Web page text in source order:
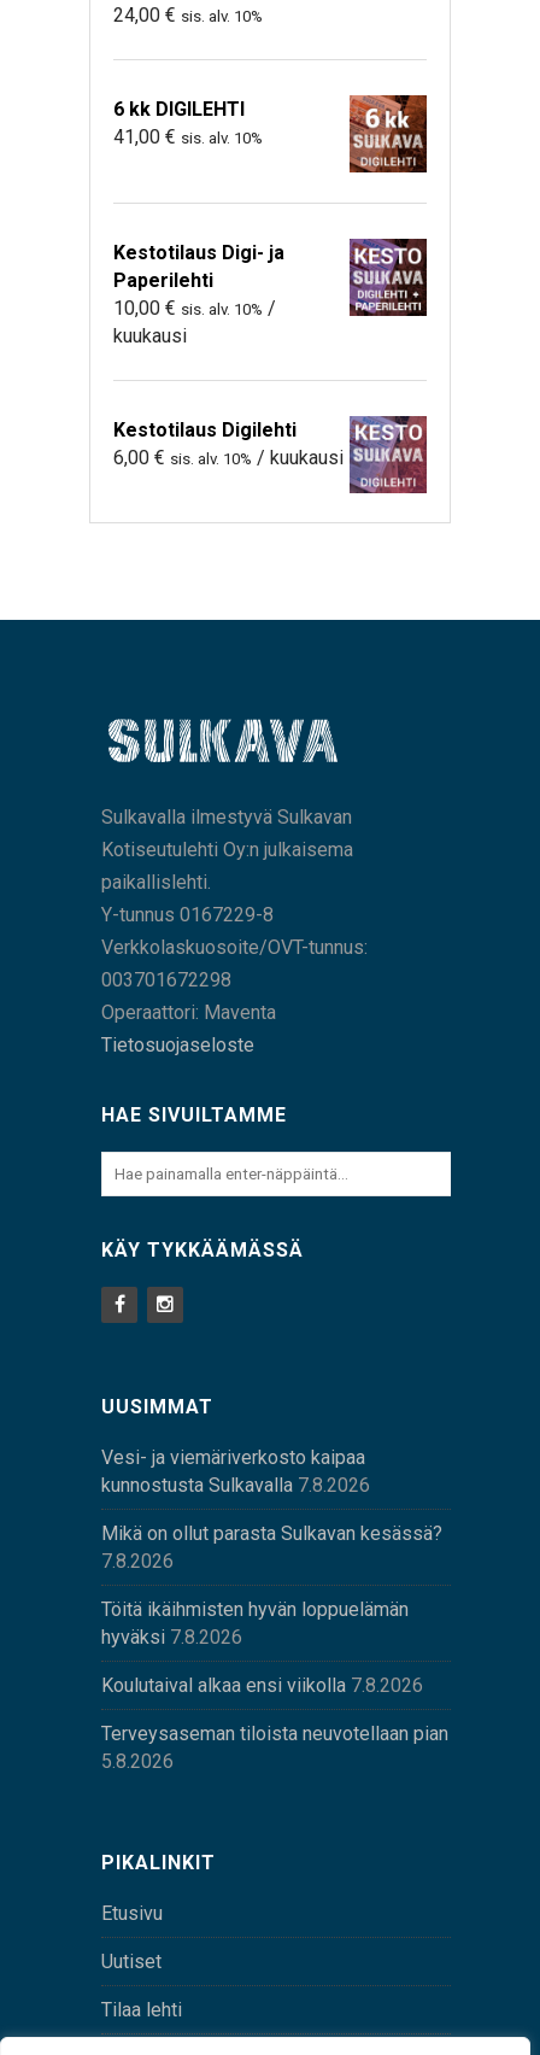
24,00 € sis. alv. 10%
6 kk DIGILEHTI
41,00 € sis. alv. 10%
Kestotilaus Digi- ja
Paperilehti
10,00 € sis. alv. 10% /
kuukausi
Kestotilaus Digilehti
6,00 € sis. alv. 10% / kuukausi
Sulkavalla ilmestyvä Sulkavan
Kotiseutulehti Oy:n julkaisema
paikallislehti.
Y-tunnus 0167229-8
Verkkolaskuosoite/OVT-tunnus:
003701672298
Operaattori: Maventa
Tietosuojaseloste
HAE SIVUILTAMME
KÄY TYKKÄÄMÄSSÄ
UUSIMMAT
Vesi- ja viemäriverkosto kaipaa
kunnostusta Sulkavalla 7.8.2026
Mikä on ollut parasta Sulkavan kesässä?
7.8.2026
Töitä ikäihmisten hyvän loppuelämän
hyväksi 7.8.2026
Koulutaival alkaa ensi viikolla 7.8.2026
Terveysaseman tiloista neuvotellaan pian
5.8.2026
PIKALINKIT
Etusivu
Uutiset
Tilaa lehti